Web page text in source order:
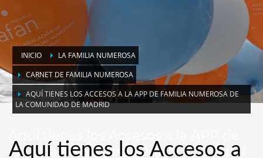
INICIO
LA FAMILIA NUMEROSA
CARNET DE FAMILIA NUMEROSA
AQUÍ TIENES LOS ACCESOS A LA APP DE FAMILIA NUMEROSA DE
LA COMUNIDAD DE MADRID
Familia Numerosa de la Comunidad
Aquí tienes los Accesos a